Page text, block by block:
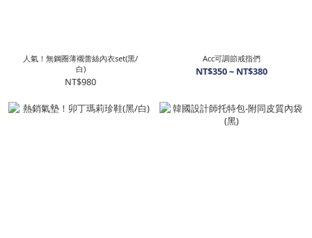
人氣！無鋼圈薄襯蕾絲內衣set(黑/
白)
NT$980
Acc可調節戒指們
NT$350 ~ NT$380